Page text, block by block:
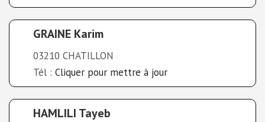
GRAINE Karim
03210 CHATILLON
Tél : Cliquer pour mettre à jour
HAMLILI Tayeb